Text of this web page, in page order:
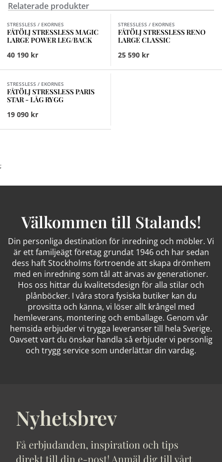
Relaterade produkter
Finns i fler val (9)
STRESSLESS / EKORNES
FÅTÖLJ STRESSLESS MAGIC
LARGE POWER LEG/BACK
40 190 kr
STRESSLESS / EKORNES
FÅTÖLJ STRESSLESS RENO
LARGE CLASSIC
25 590 kr
STRESSLESS / EKORNES
FÅTÖLJ STRESSLESS PARIS
STAR - LÅG RYGG
19 090 kr
;
Välkommen till Stalands!
Din personliga destination för inredning och möbler. Vi
är ett familjeägt företag grundat 1946 och har sedan
dess haft Stockholms förtroende att skapa drömhem
med en inredning som tål att ärvas av generationer.
Hos oss hittar du kvalitetsdesign för alla stilar och
plånböcker. I våra stora fysiska butiker kan du
provsitta och känna, vi löser allt krångel med
hemleverans, montering och emballage. Genom vår
hemsida erbjuder vi trygga leveranser till hela Sverige.
Oavsett vart du önskar handla så erbjuder vi personlig
och trygg service som underlättar din vardag.
Nyhetsbrev
Få erbjudanden, inspiration och tips
direkt till din e-post! Anmäl dig till vårt